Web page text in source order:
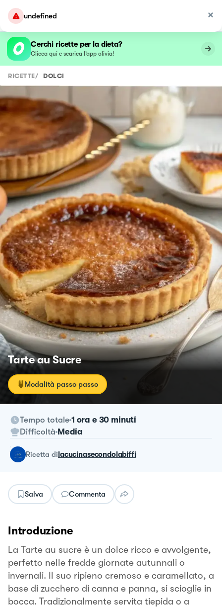
undefined
Cerchi ricette per la dieta?
Clicca qui e scarica l’app olivia!
RICETTE/ DOLCI
Tarte au Sucre
Modalità passo passo
Tempo totale 1 ora e 30 minuti
Difficoltà Media
ricetta dilacucinasecondolabiffi
Salva Commenta
Introduzione
La Tarte au sucre è un dolce ricco e avvolgente,
perfetto nelle fredde giornate autunnali o
invernali. Il suo ripieno cremoso e caramellato, a
base di zucchero di canna e panna, si scioglie in
bocca. Tradizionalmente servita tiepida o a